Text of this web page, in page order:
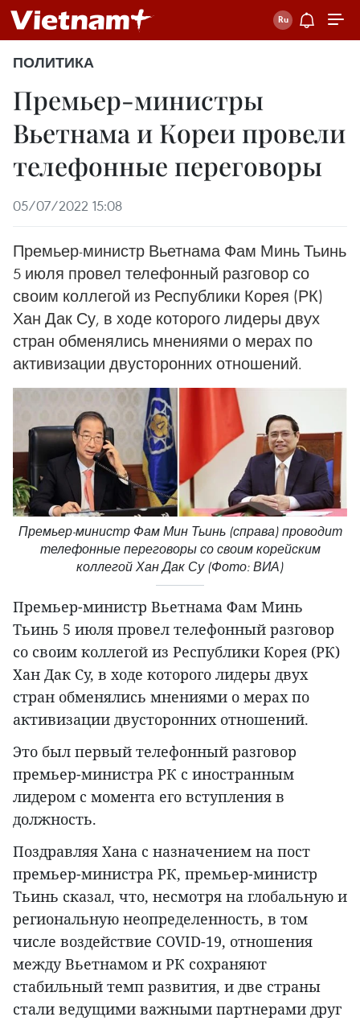
ПОЛИТИКА
Премьер-министры
Вьетнама и Кореи провели
телефонные переговоры
05/07/2022 15:08
Премьер-министр Вьетнама Фам Минь Тьинь
5 июля провел телефонный разговор со
своим коллегой из Республики Корея (РК)
Хан Дак Су, в ходе которого лидеры двух
стран обменялись мнениями о мерах по
активизации двусторонних отношений.
Премьер-министр Фам Мин Тьинь (справа) проводит
телефонные переговоры со своим корейским
коллегой Хан Дак Су (Фото: ВИА)
Премьер-министр Вьетнама Фам Минь
Тьинь 5 июля провел телефонный разговор
со своим коллегой из Республики Корея (РК)
Хан Дак Су, в ходе которого лидеры двух
стран обменялись мнениями о мерах по
активизации двусторонних отношений.
Это был первый телефонный разговор
премьер-министра РК с иностранным
лидером с момента его вступления в
должность.
Поздравляя Хана с назначением на пост
премьер-министра РК, премьер-министр
Тьинь сказал, что, несмотря на глобальную и
региональную неопределенность, в том
числе воздействие COVID-19, отношения
между Вьетнамом и РК сохраняют
стабильный темп развития, и две страны
стали ведущими важными партнерами друг